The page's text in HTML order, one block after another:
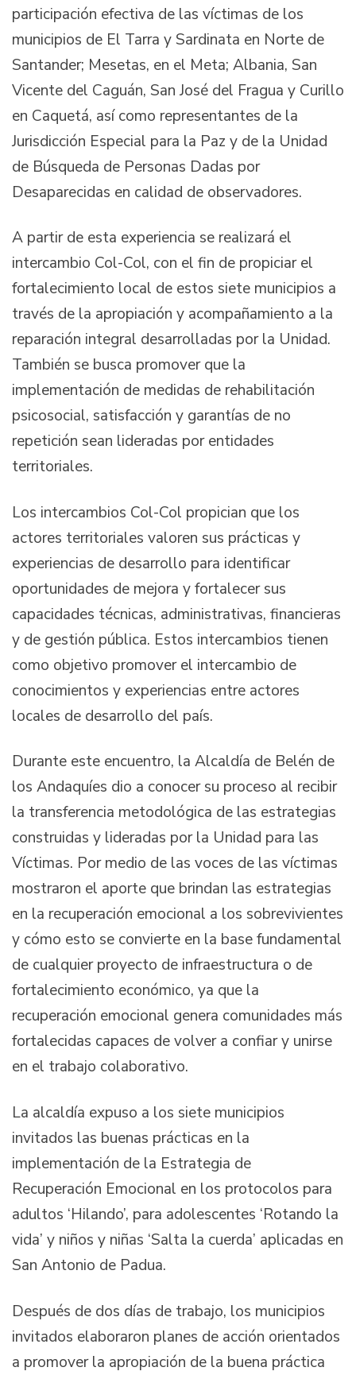
participación efectiva de las víctimas de los
municipios de El Tarra y Sardinata en Norte de
Santander; Mesetas, en el Meta; Albania, San
Vicente del Caguán, San José del Fragua y Curillo
en Caquetá, así como representantes de la
Jurisdicción Especial para la Paz y de la Unidad
de Búsqueda de Personas Dadas por
Desaparecidas en calidad de observadores.
A partir de esta experiencia se realizará el
intercambio Col-Col, con el fin de propiciar el
fortalecimiento local de estos siete municipios a
través de la apropiación y acompañamiento a la
reparación integral desarrolladas por la Unidad.
También se busca promover que la
implementación de medidas de rehabilitación
psicosocial, satisfacción y garantías de no
repetición sean lideradas por entidades
territoriales.
Los intercambios Col-Col propician que los
actores territoriales valoren sus prácticas y
experiencias de desarrollo para identificar
oportunidades de mejora y fortalecer sus
capacidades técnicas, administrativas, financieras
y de gestión pública. Estos intercambios tienen
como objetivo promover el intercambio de
conocimientos y experiencias entre actores
locales de desarrollo del país.
Durante este encuentro, la Alcaldía de Belén de
los Andaquíes dio a conocer su proceso al recibir
la transferencia metodológica de las estrategias
construidas y lideradas por la Unidad para las
Víctimas. Por medio de las voces de las víctimas
mostraron el aporte que brindan las estrategias
en la recuperación emocional a los sobrevivientes
y cómo esto se convierte en la base fundamental
de cualquier proyecto de infraestructura o de
fortalecimiento económico, ya que la
recuperación emocional genera comunidades más
fortalecidas capaces de volver a confiar y unirse
en el trabajo colaborativo.
La alcaldía expuso a los siete municipios
invitados las buenas prácticas en la
implementación de la Estrategia de
Recuperación Emocional en los protocolos para
adultos ‘Hilando’, para adolescentes ‘Rotando la
vida’ y niños y niñas ‘Salta la cuerda’ aplicadas en
San Antonio de Padua.
Después de dos días de trabajo, los municipios
invitados elaboraron planes de acción orientados
a promover la apropiación de la buena práctica